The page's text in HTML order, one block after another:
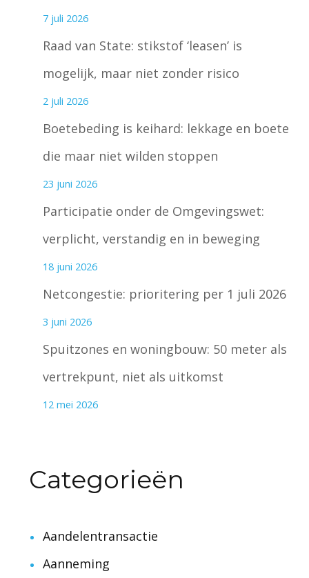
7 juli 2026
Raad van State: stikstof ‘leasen’ is
mogelijk, maar niet zonder risico
2 juli 2026
Boetebeding is keihard: lekkage en boete
die maar niet wilden stoppen
23 juni 2026
Participatie onder de Omgevingswet:
verplicht, verstandig en in beweging
18 juni 2026
Netcongestie: prioritering per 1 juli 2026
3 juni 2026
Spuitzones en woningbouw: 50 meter als
vertrekpunt, niet als uitkomst
12 mei 2026
Categorieën
Aandelentransactie
Aanneming